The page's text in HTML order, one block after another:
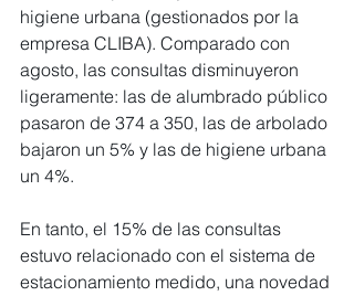
higiene urbana (gestionados por la
empresa CLIBA). Comparado con
agosto, las consultas disminuyeron
ligeramente: las de alumbrado público
pasaron de 374 a 350, las de arbolado
bajaron un 5% y las de higiene urbana
un 4%.
En tanto, el 15% de las consultas
estuvo relacionado con el sistema de
estacionamiento medido, una novedad